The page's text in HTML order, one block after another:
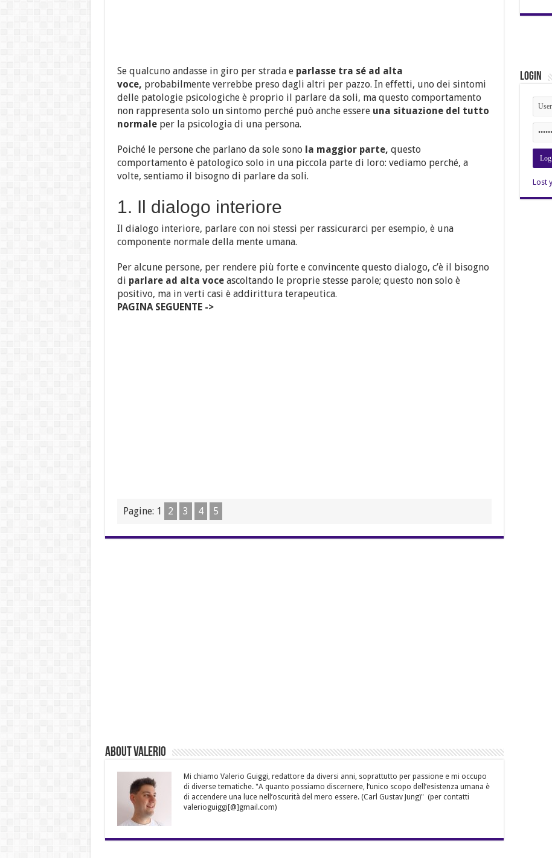
Se qualcuno andasse in giro per strada e parlasse tra sé ad alta
voce, probabilmente verrebbe preso dagli altri per pazzo. In effetti, uno dei sintomi
delle patologie psicologiche è proprio il parlare da soli, ma questo comportamento
non rappresenta solo un sintomo perché può anche essere una situazione del tutto
normale per la psicologia di una persona.
Poiché le persone che parlano da sole sono la maggior parte, questo
comportamento è patologico solo in una piccola parte di loro: vediamo perché, a
volte, sentiamo il bisogno di parlare da soli.
1. Il dialogo interiore
Il dialogo interiore, parlare con noi stessi per rassicurarci per esempio, è una
componente normale della mente umana.
Per alcune persone, per rendere più forte e convincente questo dialogo, c’è il bisogno
di parlare ad alta voce ascoltando le proprie stesse parole; questo non solo è
positivo, ma in verti casi è addirittura terapeutica.
PAGINA SEGUENTE ->
Pagine: 1 2 3 4 5
About Valerio
Mi chiamo Valerio Guiggi, redattore da diversi anni, soprattutto per passione e mi occupo
di diverse tematiche. "A quanto possiamo discernere, l’unico scopo dell’esistenza umana è
di accendere una luce nell’oscurità del mero essere. (Carl Gustav Jung)" (per contatti
valerioguiggi[@]gmail.com)
Login
Lost